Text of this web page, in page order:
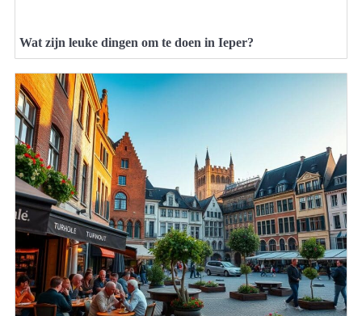
Wat zijn leuke dingen om te doen in Ieper?